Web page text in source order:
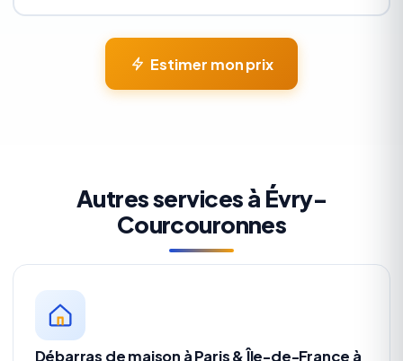
Estimer mon prix
Autres services à Évry-
Courcouronnes
Débarras de maison à Paris & Île-de-France à